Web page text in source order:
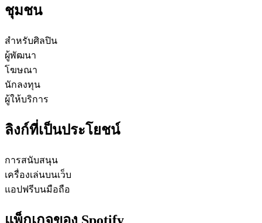
ชุมชน
สำหรับศิลปิน
ผู้พัฒนา
โฆษณา
นักลงทุน
ผู้ให้บริการ
ลิงก์ที่เป็นประโยชน์
การสนับสนุน
เครื่องเล่นบนเว็บ
แอปฟรีบนมือถือ